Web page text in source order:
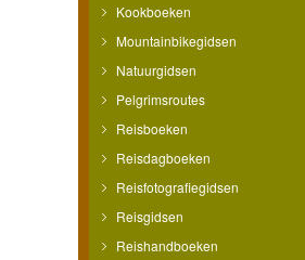
Kookboeken
Mountainbikegidsen
Natuurgidsen
Pelgrimsroutes
Reisboeken
Reisdagboeken
Reisfotografiegidsen
Reisgidsen
Reishandboeken